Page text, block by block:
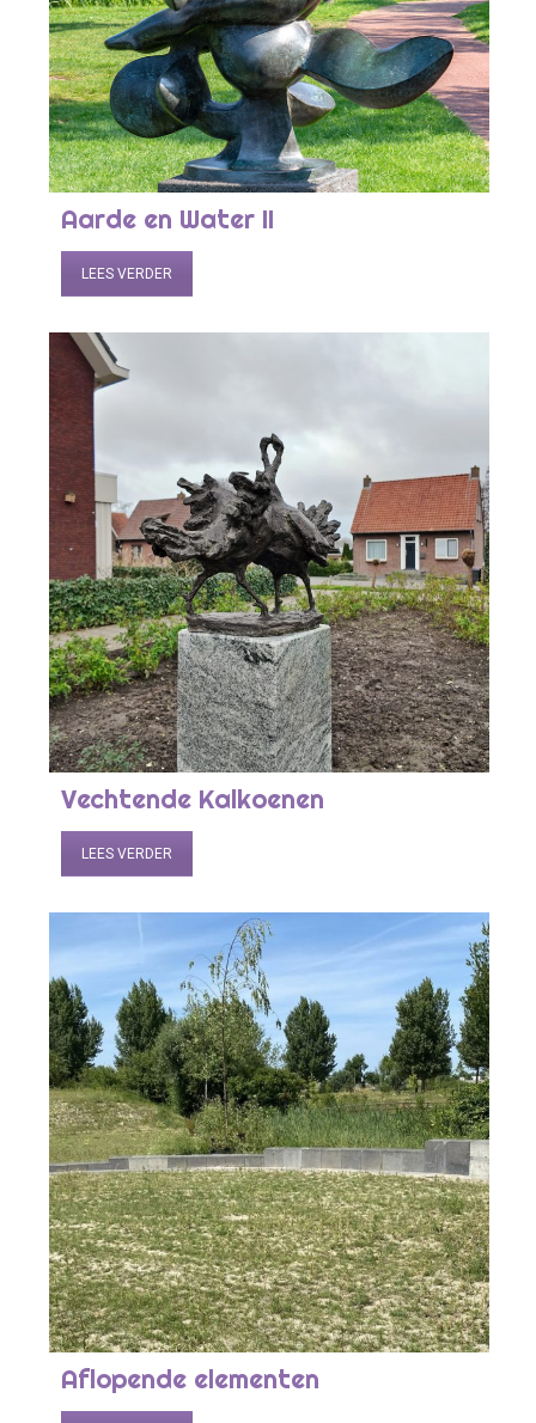
Aarde en Water II
LEES VERDER
Vechtende Kalkoenen
LEES VERDER
Aflopende elementen